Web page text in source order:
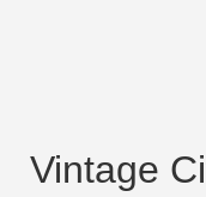
Vintage